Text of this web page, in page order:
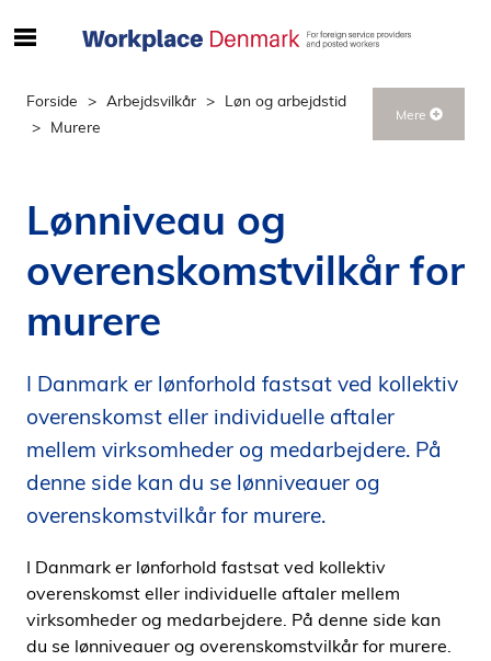
e
r
n
h
l
å
s
i
e
n
Forside Arbejdsvilkår
Løn og arbejdstid
Murere
Mere
Lønniveau og
overenskomstvilkår for
murere
I Danmark er lønforhold fastsat ved kollektiv
overenskomst eller individuelle aftaler
mellem virksomheder og medarbejdere. På
denne side kan du se lønniveauer og
overenskomstvilkår for murere.
I Danmark er lønforhold fastsat ved kollektiv
overenskomst eller individuelle aftaler mellem
virksomheder og medarbejdere. På denne side kan
du se lønniveauer og overenskomstvilkår for murere.